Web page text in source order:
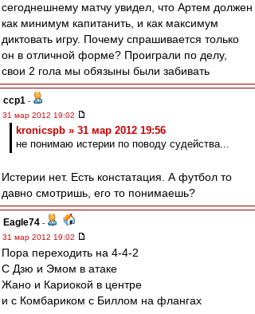
сегоднешнему матчу увидел, что Артем должен
как минимум капитанить, и как максимум
диктовать игру. Почему спрашивается только
он в отличной форме? Проиграли по делу,
свои 2 гола мы обязыны были забивать
ccp1 -
31 мар 2012 19:02
kronicspb » 31 мар 2012 19:56
не понимаю истерии по поводу судейства...
Истерии нет. Есть констатация. А футбол то
давно смотришь, его то понимаешь?
Eagle74 -
31 мар 2012 19:02
Пора переходить на 4-4-2
С Дзю и Эмом в атаке
Жано и Кариокой в центре
и с Комбариком с Биллом на флангах